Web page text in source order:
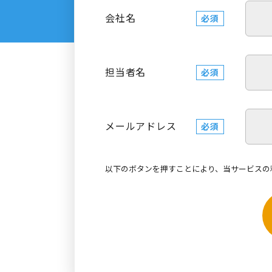
会社名 必須
担当者名 必須
メールアドレス 必須
以下のボタンを押すことにより、当サービスの